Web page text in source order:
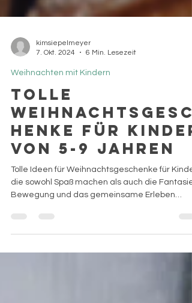
7. Okt. 2024
6 Min. Lesezeit
Weihnachten mit Kindern
Tolle
Weihnachtsgesc
henke für Kinder
von 5-9 Jahren
Tolle Ideen für Weihnachtsgeschenke für
die sowohl Spaß machen als auch die Fantasie,